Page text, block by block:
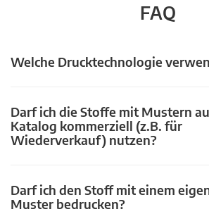
FAQ
Welche Drucktechnologie
Darf ich die Stoffe mit Mustern
Katalog kommerziell (z.B. für
Wiederverkauf) nutzen?
Darf ich den Stoff mit einem
Muster bedrucken?